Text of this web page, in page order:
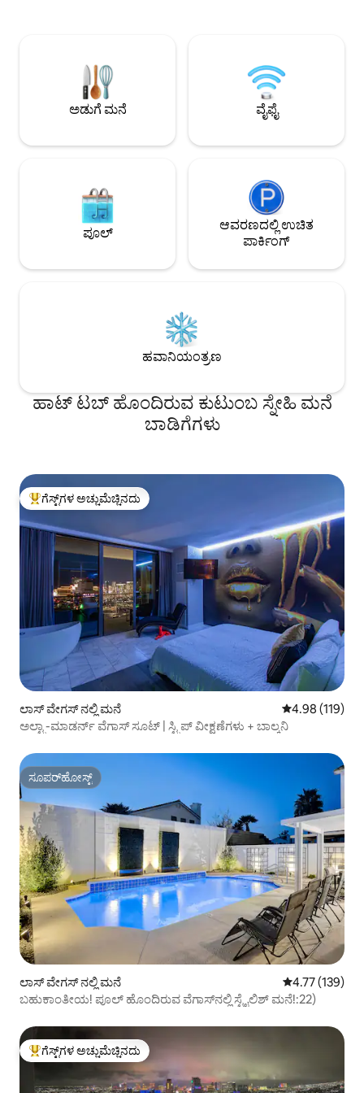
ಮತ್ತು ಡಿಸ್ಕವರಿ ಮ್ಯೂಸಿಯಂಗೆ ನಡೆದು ಹೋಗಿ. ಉಚಿತ
ಪಾರ್ಕಿಂಗ್ (3 ಕಾಂಪ್ಯಾಕ್ಟ್ ಕಾರುಗಳು) + ಆನ್-ಸೈಟ್
EV ಚಾರ್ಜರ್. ವಿನೋದಮಯ, ಕೇಂದ್ರದಲ್ಲಿರುವ
ಮತ್ತು ಕುಟುಂಬ-ಸ್ನೇಹಿ. ನಿಮ್ಮ ವಾಸ್ತವ್ಯವನ್ನು ಇಂದೇ
ಒಳಾಂಗಣವನ್ನು
ಸಾಹಸಿಗರು,
ಕುಟುಂಬಗಳು ಮತ್ತು
ವ್ಯವಹಾರ ಲೈಸೆನ್ಸ್
ಅಡುಗೆ ಮನೆ ವೈಫೈ
ಪೂಲ್
ಆವರಣದಲ್ಲಿ ಉಚಿತ
ಪಾರ್ಕಿಂಗ್
ಹವಾನಿಯಂತ್ರಣ
ಹಾಟ್ ಟಬ್ ಹೊಂದಿರುವ ಕುಟುಂಬ ಸ್ನೇಹಿ ಮನೆ
ಬಾಡಿಗೆಗಳು
ಗೆಸ್ಟ್‌ಗಳಿಗೆ ಅತಿ ಹೆಚ್ಚು ಅಚ್ಚುಮೆಚ್ಚಿನದು
ಗೆಸ್ಟ್‌ಗಳ ಅಚ್ಚುಮೆಚ್ಚಿನದು
ಲಾಸ್ ವೇಗಸ್ ನಲ್ಲಿ ಮನೆ 5 ರಲ್ಲಿ 4.98
4.98 (119)
ಅಲ್ಟ್ರಾ-ಮಾಡರ್ನ್ ವೆಗಾಸ್ ಸೂಟ್ | ಸ್ಟ್ರಿಪ್ ವೀಕ್ಷಣೆಗಳು + ಬಾಲ್ಕನಿ
ಸೂಪರ್‌ಹೋಸ್ಟ್
ಸೂಪರ್‌ಹೋಸ್ಟ್
ಲಾಸ್ ವೇಗಸ್ ನಲ್ಲಿ ಮನೆ 5 ರಲ್ಲಿ 4.77
4.77 (139)
ಬಹುಕಾಂತೀಯ! ಪೂಲ್ ಹೊಂದಿರುವ ವೆಗಾಸ್‌ನಲ್ಲಿ ಸ್ಟೈಲಿಶ್ ಮನೆ!:22)
ಗೆಸ್ಟ್‌ಗಳಿಗೆ ಅತಿ ಹೆಚ್ಚು ಅಚ್ಚುಮೆಚ್ಚಿನದು
ಗೆಸ್ಟ್‌ಗಳ ಅಚ್ಚುಮೆಚ್ಚಿನದು